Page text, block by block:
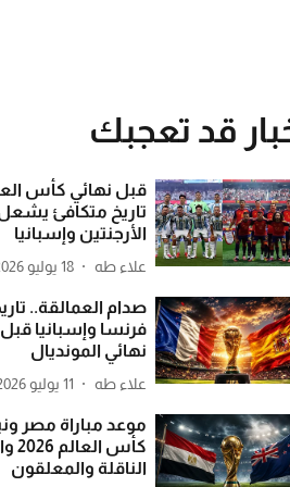
قد تعجبك
تاريخ متكافئ
الأرجنتين وإسبانيا
علاء طه 18 يوليو 2026
صدام العمالقة..
فرنسا وإسبانيا
نهائي المونديال
علاء طه 11 يوليو 2026
موعد مباراة مصر
كأس
الناقلة والمعلقون